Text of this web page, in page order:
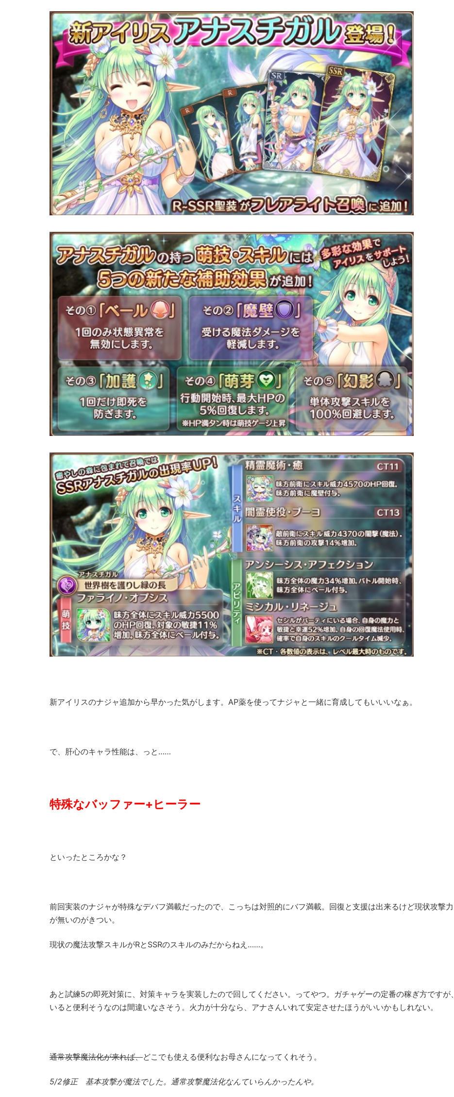
新アイリスのナジャ追加から早かった気がします。AP薬を使ってナジャと一緒に育成してもいいいなぁ。
で、肝心のキャラ性能は、っと……
特殊なバッファー+ヒーラー
といったところかな？
前回実装のナジャが特殊なデバフ満載だったので、こっちは対照的にバフ満載。回復と支援は出来るけど現状攻撃力
が無いのがきつい。
現状の魔法攻撃スキルがRとSSRのスキルのみだからねえ……。
あと試練5の即死対策に、対策キャラを実装したので回してください。ってやつ。ガチャゲーの定番の稼ぎ方ですが、
いると便利そうなのは間違いなさそう。火力が十分なら、アナさんいれて安定させたほうがいいかもしれない。
通常攻撃魔法化が来れば、どこでも使える便利なお母さんになってくれそう。
5/2修正 基本攻撃が魔法でした。通常攻撃魔法化なんていらんかったんや。